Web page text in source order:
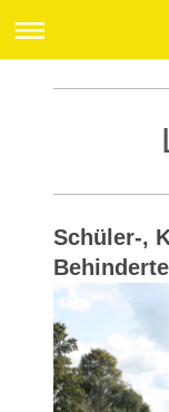
Schüler-,